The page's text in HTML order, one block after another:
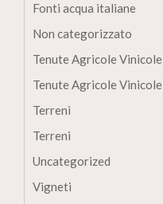
Fonti acqua italiane
Non categorizzato
Tenute Agricole Vinicole
Tenute Agricole Vinicole
Terreni
Terreni
Uncategorized
Vigneti